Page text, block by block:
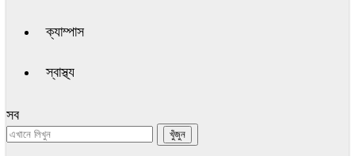
ক্যাম্পাস
স্বাস্থ্য
সব